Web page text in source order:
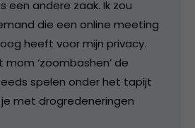
een andere zaak. Ik zou
die een online meeting
heeft voor mijn privacy.
mom ‘zoombashen’ de
spelen onder het tapijt
met drogredeneringen